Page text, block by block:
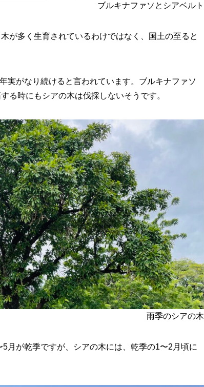
ブルキナファソとシアベルト
が多く生育されているわけではなく、国土の至ると
実がなり続けると言われています。ブルキナファソ
る時にもシアの木は伐採しないそうです。
雨季のシアの木
月が乾季ですが、シアの木には、乾季の1〜2月頃に